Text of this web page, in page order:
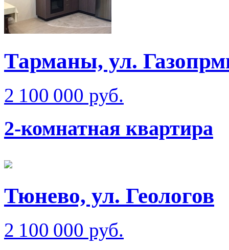
Тарманы, ул.
2 100 000 руб.
2-комнатная квартира
Тюнево, ул. Геологов
2 100 000 руб.